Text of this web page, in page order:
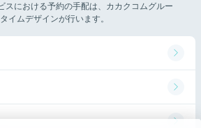
スにおける予約の手配は、カカクコムグルー
イムデザインが行います。